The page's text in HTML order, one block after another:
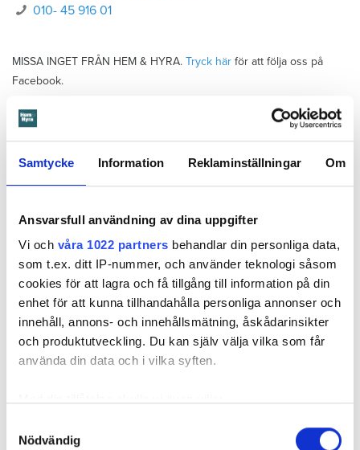
Samtycke Information Reklaminställningar Om
Ansvarsfull användning av dina uppgifter
Vi och våra 1022 partners behandlar din personliga data,
som t.ex. ditt IP-nummer, och använder teknologi såsom
cookies för att lagra och få tillgång till information på din
enhet för att kunna tillhandahålla personliga annonser och
innehåll, annons- och innehållsmätning, åskådarinsikter
och produktutveckling. Du kan själv välja vilka som får
använda din data och i vilka syften.
som kan ha en noggrannhet på upp till flera meter
Nödvändig
010- 45 916 01
MISSA INGET FRÅN HEM & HYRA. Tryck här för att följa oss på
Facebook.
Läs också
600 kronor dyrare att bo efter vattenskada i Varberg
Anmälde inte vattenskadat badrum på fem år – krävs på 125 000 kronor
Ansvarsskyddet – en viktig del i hemförsäkringen
Larmade inte om spricka i
duschen – vräks efter 30 år
4 AUGUSTI
längre tid på sig att flytta efter att domen överklagats.